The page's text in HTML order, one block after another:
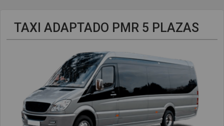
TAXI ADAPTADO PMR 5 PLAZAS